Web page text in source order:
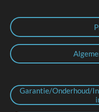
Garantie/Onderhoud/